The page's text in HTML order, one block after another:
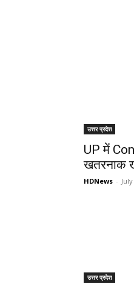
उत्तर प्रदेश
UP में
खतरनाक
HDNews -
उत्तर प्रदेश